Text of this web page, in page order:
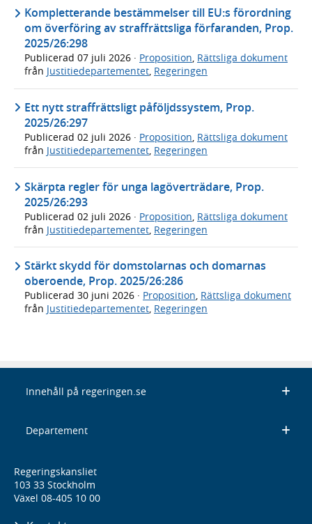
Kompletterande bestämmelser till EU:s förordning
om överföring av straffrättsliga förfaranden, Prop.
2025/26:298
Publicerad 07 juli 2026 · Proposition, Rättsliga dokument
från Justitiedepartementet, Regeringen
Ett nytt straffrättsligt påföljdssystem, Prop.
2025/26:297
Publicerad 02 juli 2026 · Proposition, Rättsliga dokument
från Justitiedepartementet, Regeringen
Skärpta regler för unga lagöverträdare, Prop.
2025/26:293
Publicerad 02 juli 2026 · Proposition Rättsliga dokument
från Justitiedepartementet Regeringen
Stärkt skydd för domstolarnas och domarnas
oberoende, Prop. 2025/26:286
Publicerad 30 juni 2026 · Proposition, Rättsliga dokument
från Justitiedepartementet, Regeringen
Innehåll på regeringen.se
Departement
Regeringskansliet
103 33 Stockholm
Växel 08-405 10 00